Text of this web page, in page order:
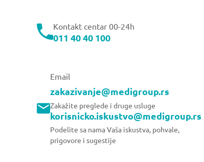
Kontakt centar 00-24h
011 40 40 100
Email
zakazivanje@medigroup.rs
Zakažite preglede i druge usluge
korisnicko.iskustvo@medigroup.rs
Podelite sa nama Vaša iskustva, pohvale,
prigovore i sugestije